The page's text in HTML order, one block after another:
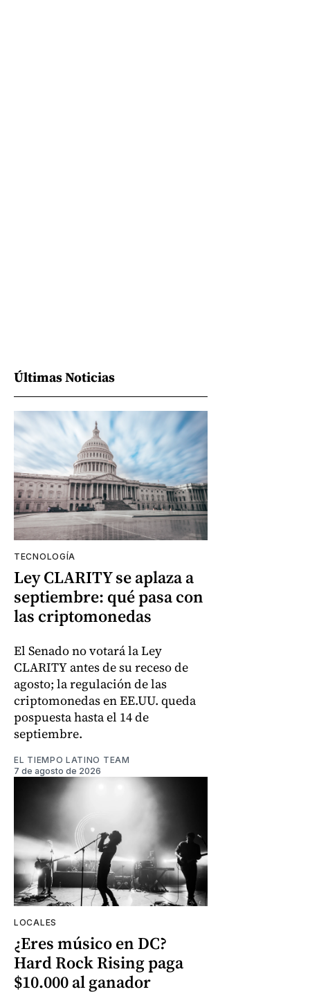
Últimas Noticias
TECNOLOGÍA
Ley CLARITY se aplaza a
septiembre: qué pasa con
las criptomonedas
El Senado no votará la Ley
CLARITY antes de su receso de
agosto; la regulación de las
criptomonedas en EE.UU. queda
pospuesta hasta el 14 de
septiembre.
EL TIEMPO LATINO TEAM
7 de agosto de 2026
LOCALES
¿Eres músico en DC?
Hard Rock Rising paga
$10.000 al ganador